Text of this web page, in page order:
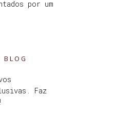
por um
BLOG
Faz